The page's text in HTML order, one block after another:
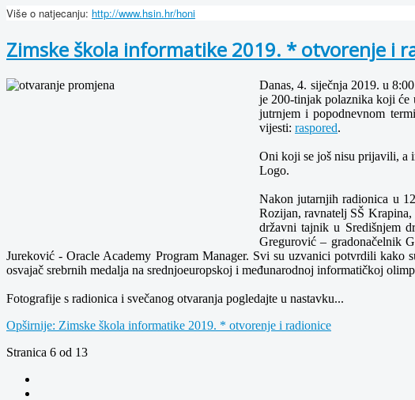
Više o natjecanju: http://www.hsin.hr/honi
Zimske škola informatike 2019. * otvorenje i
Danas, 4. siječnja 2019. u
je 200-tinjak polaznika koji će
jutrnjem i popodnevnom
vijesti: raspored.
Oni koji se još nisu prijavili, a
Logo.
Nakon jutarnjih radionica u
Rozijan, ravnatelj SŠ
državni tajnik u Središnjem
Gregurović – gradonačelnik
Jureković - Oracle Academy Program Manager. Svi su uzvanici potvrdili
osvajač srebrnih medalja na srednjoeuropskoj i međunarodnoj informatičkoj
Fotografije s radionica i svečanog otvaranja pogledajte u nastavku...
Opširnije: Zimske škola informatike 2019. * otvorenje i radionice
Stranica 6 od 13